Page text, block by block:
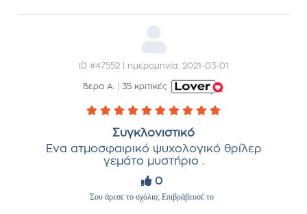
ID #47552 | ημερομηνία: 2021-03-01
Βερα Α. 35 κριτικές
Συγκλονιστικό
Ενα ατμοσφαιρικό ψυχολογικό θρίλερ
γεμάτο μυστήριο .
0
Σου άρεσε το σχόλιο; Επιβράβευσέ το